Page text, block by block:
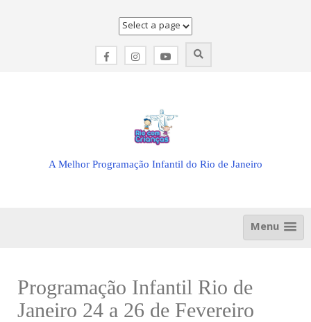
A Melhor Programação Infantil do Rio de Janeiro
Menu
Programação Infantil Rio de
Janeiro 24 a 26 de Fevereiro